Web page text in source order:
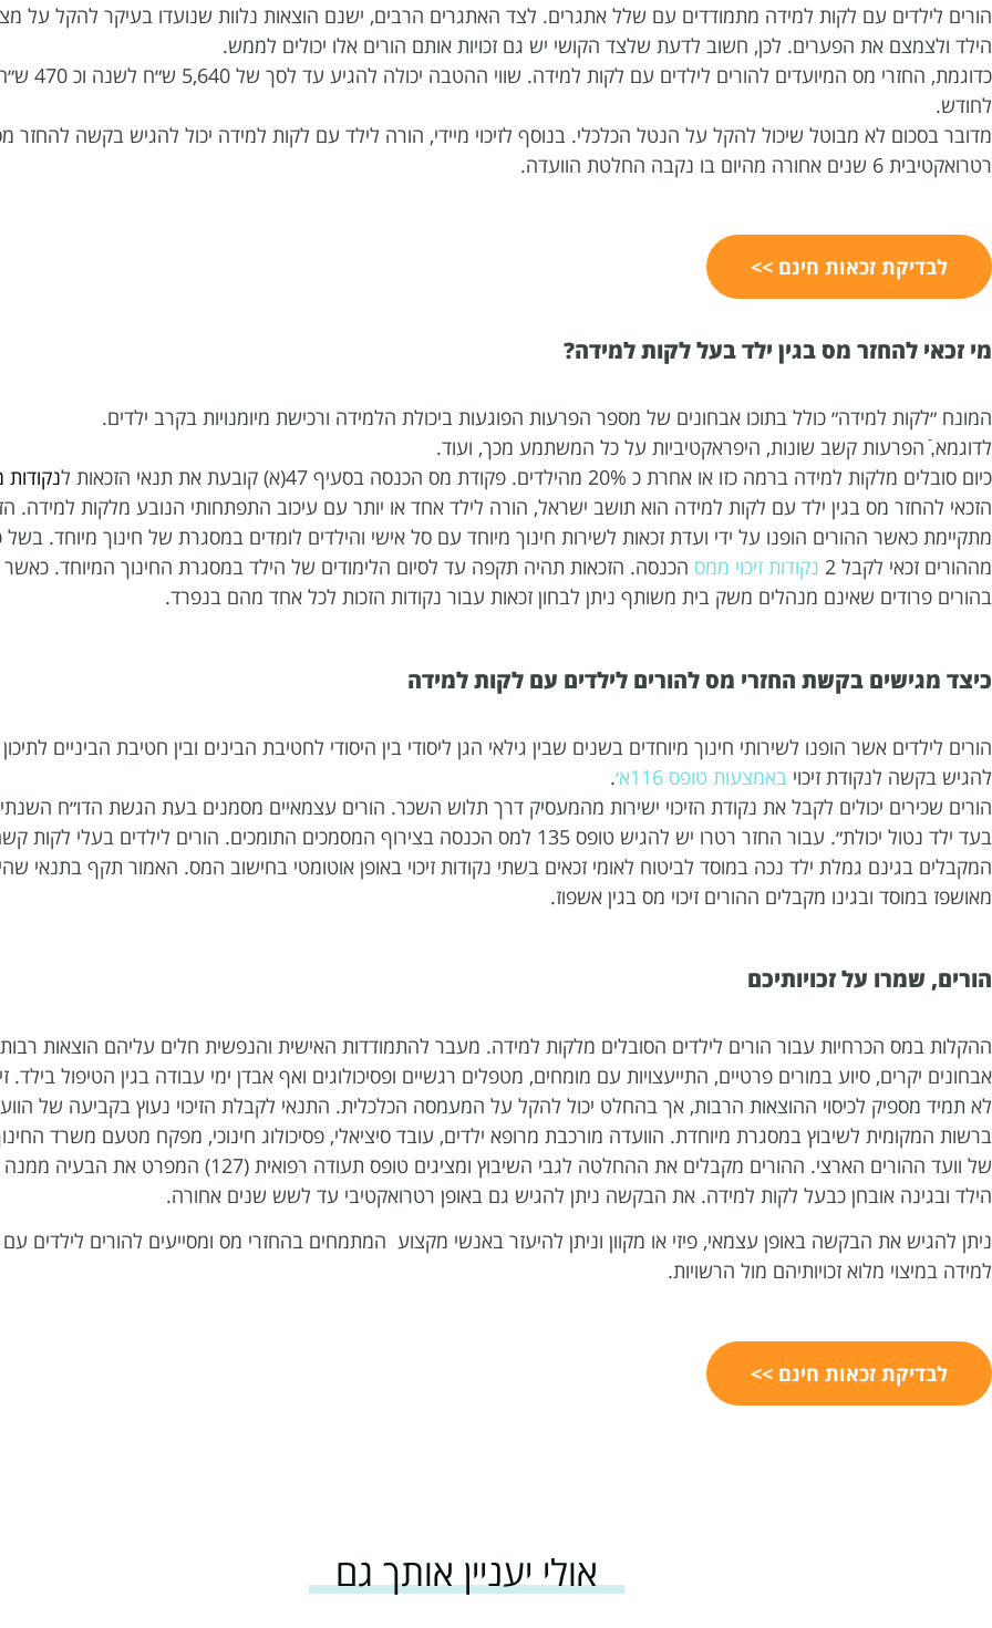
הורים לילדים עם לקות למידה מתמודדים עם שלל אתגרים. לצד האתגרים הרבים, ישנם הוצאות נלוות שנועדו בעיקר להקל על
הילד ולצמצם את הפערים. לכן, חשוב לדעת שלצד הקושי יש גם זכויות אותם הורים אלו יכולים לממש.
כדוגמת, החזרי מס המיועדים להורים לילדים עם לקות למידה. שווי ההטבה יכולה להגיע עד
לחודש.
מדובר בסכום לא מבוטל שיכול להקל על הנטל הכלכלי. בנוסף לזיכוי מיידי, הורה לילד עם לקות למידה יכול להגיש בקשה להחזר
רטרואקטיבית 6 שנים אחורה מהיום בו נקבה החלטת הוועדה.
לבדיקת זכאות חינם >>
מי זכאי להחזר מס בגין ילד בעל לקות למידה?
המונח ״לקות למידה״ כולל בתוכו אבחונים של מספר הפרעות הפוגעות ביכולת הלמידה ורכישת מיומנויות בקרב ילדים.
לדוגמא,ֿ הפרעות קשב שונות, היפראקטיביות על כל המשתמע מכך, ועוד.
כיום סובלים מלקות למידה ברמה כזו או אחרת כ 20% מהילדים. פקודת מס הכנסה בסעיף 47(א) קובעת את תנאי הזכאות ל
הזכאי להחזר מס בגין ילד עם לקות למידה הוא תושב ישראל, הורה לילד אחד או יותר עם עיכוב התפתחותי הנובע מלקות למידה.
מתקיימת כאשר ההורים הופנו על ידי ועדת זכאות לשירות חינוך מיוחד עם סל אישי והילדים לומדים במסגרת של חינוך מיוחד.
מההורים זכאי לקבל 2
נקודות זיכוי ממס הכנסה. הזכאות תהיה תקפה עד לסיום הלימודים של הילד במסגרת החינוך המיוחד. כאשר
בהורים פרודים שאינם מנהלים משק בית משותף ניתן לבחון זכאות עבור נקודות הזכות לכל אחד מהם בנפרד.
כיצד מגישים בקשת החזרי מס להורים לילדים עם לקות למידה
הורים לילדים אשר הופנו לשירותי חינוך מיוחדים בשנים שבין גילאי הגן ליסודי בין היסודי לחטיבת הבינים ובין חטיבת הביניים לתיכון
להגיש בקשה לנקודת זיכוי באמצעות טופס 116א׳
.
הורים שכירים יכולים לקבל את נקודת הזיכוי ישירות מהמעסיק דרך תלוש השכר. הורים עצמאיים מסמנים בעת הגשת הדו״ח השנתי
בעד ילד נטול יכולת״. עבור החזר רטרו יש להגיש טופס 135 למס הכנסה בצירוף המסמכים התומכים. הורים לילדים בעלי לקות
המקבלים בגינם גמלת ילד נכה במוסד לביטוח לאומי זכאים בשתי נקודות זיכוי באופן אוטומטי בחישוב המס. האמור תקף בתנאי
מאושפז במוסד ובגינו מקבלים ההורים זיכוי מס בגין אשפוז.
הורים, שמרו על זכויותיכם
ההקלות במס הכרחיות עבור הורים לילדים הסובלים מלקות למידה. מעבר להתמודדות האישית והנפשית חלים עליהם הוצאות
אבחונים יקרים, סיוע במורים פרטיים, התייעצויות עם מומחים, מטפלים רגשיים ופסיכולוגים ואף אבדן ימי עבודה בגין הטיפול בילד.
לא תמיד מספיק לכיסוי ההוצאות הרבות, אך בהחלט יכול להקל על המעמסה הכלכלית. התנאי לקבלת הזיכוי נעוץ בקביעה של
ברשות המקומית לשיבוץ במסגרת מיוחדת. הוועדה מורכבת מרופא ילדים, עובד סיציאלי, פסיכולוג חינוכי, מפקח מטעם משרד
של וועד ההורים הארצי. ההורים מקבלים את ההחלטה לגבי השיבוץ ומציגים טופס תעודה רפואית (127)
הילד ובגינה אובחן כבעל לקות למידה. את הבקשה ניתן להגיש גם באופן רטרואקטיבי עד לשש שנים אחורה.
ניתן להגיש את הבקשה באופן עצמאי, פיזי או מקוון וניתן להיעזר באנשי מקצוע המתמחים בהחזרי מס ומסייעים להורים לילדים
למידה במיצוי מלוא זכויותיהם מול הרשויות.
לבדיקת זכאות חינם >>
אולי יעניין אותך גם